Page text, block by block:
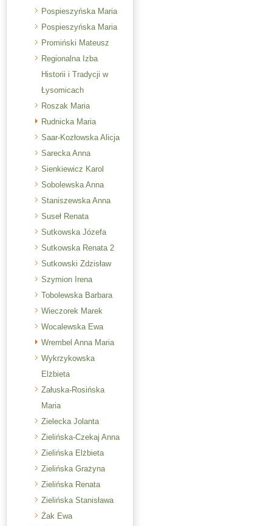
Pospieszyńska Maria
Pospieszyńska Maria
Promiński Mateusz
Regionalna Izba
Historii i Tradycji w
Łysomicach
Roszak Maria
Rudnicka Maria
Saar-Kozłowska Alicja
Sarecka Anna
Sienkiewicz Karol
Sobolewska Anna
Staniszewska Anna
Suseł Renata
Sutkowska Józefa
Sutkowska Renata 2
Sutkowski Zdzisław
Szymion Irena
Tobolewska Barbara
Wieczorek Marek
Wocalewska Ewa
Wrembel Anna Maria
Wykrzykowska
Elżbieta
Załuska-Rosińska
Maria
Zielecka Jolanta
Zielińska-Czekaj Anna
Zielińska Elżbieta
Zielińska Grażyna
Zielińska Renata
Zielińska Stanisława
Żak Ewa